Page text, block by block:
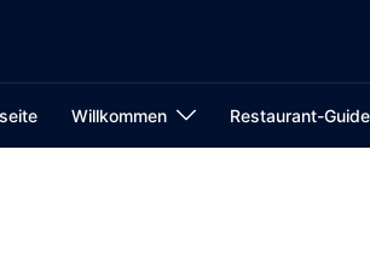
Willkommen Restaurant-Guide